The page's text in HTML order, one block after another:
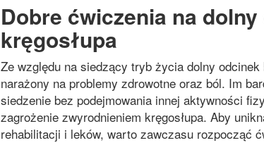
Dobre ćwiczenia na
kręgosłupa
Ze względu na siedzący tryb życia dolny odcinek
narażony na problemy zdrowotne oraz ból. Im
siedzenie bez podejmowania innej aktywności
zagrożenie zwyrodnieniem kręgosłupa. Aby
rehabilitacji i leków, warto zawczasu rozpocząć